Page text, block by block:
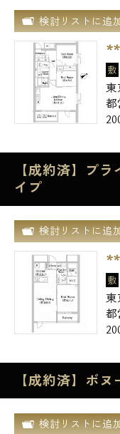
検討リストに追
敷
都
【成約済】プ
イプ
検討リストに追
敷
都
【成約済】ボ
検討リストに追